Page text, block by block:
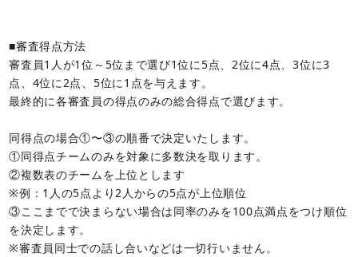
■審査得点方法
審査員1人が1位～5位まで選び1位に5点、2位に4点、3位に3
点、4位に2点、5位に1点を与えます。
最終的に各審査員の得点のみの総合得点で選びます。
同得点の場合①〜③の順番で決定いたします。
①同得点チームのみを対象に多数決を取ります。
②複数表のチームを上位とします
※例：1人の5点より2人からの5点が上位順位
③ここまでで決まらない場合は同率のみを100点満点をつけ順位
を決定します。
※審査員同士での話し合いなどは一切行いません。